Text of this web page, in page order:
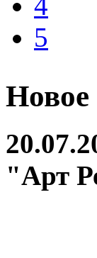
5
Новое
"Арт